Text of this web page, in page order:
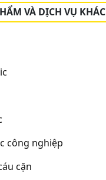
VÀ DỊCH VỤ KHÁC
công nghiệp
cặn